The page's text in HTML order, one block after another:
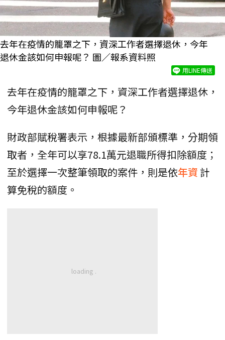
去年在疫情的籠罩之下，資深工作者選擇退休，今年
退休金該如何申報呢？ 圖／報系資料照
用LINE傳送
去年在疫情的籠罩之下，資深工作者選擇退休，
今年退休金該如何申報呢？
財政部賦稅署表示，根據最新部頒標準，分期領
取者，全年可以享78.1萬元退職所得扣除額度；
至於選擇一次整筆領取的案件，則是依年資 計
算免稅的額度。